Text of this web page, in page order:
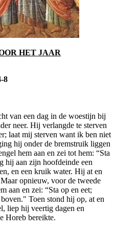
HET JAAR
8
van een dag in de woestijn bij
neer. Hij verlangde te sterven
laat mij sterven want ik ben niet
hij onder de bremstruik liggen
hem aan en zei tot hem: “Sta
hij aan zijn hoofdeinde een
en een kruik water. Hij at en
opnieuw, voor de tweede
aan en zei: “Sta op en eet;
Toen stond hij op, at en
liep hij veertig dagen en
Horeb bereikte.